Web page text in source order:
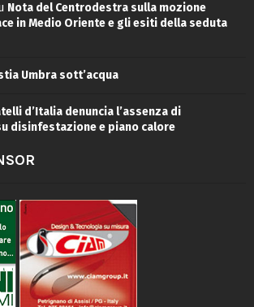
Nota del Centrodestra sulla mozione
in Medio Oriente e gli esiti della seduta
Umbra sott’acqua
d’Italia denuncia l’assenza di
disinfestazione e piano calore